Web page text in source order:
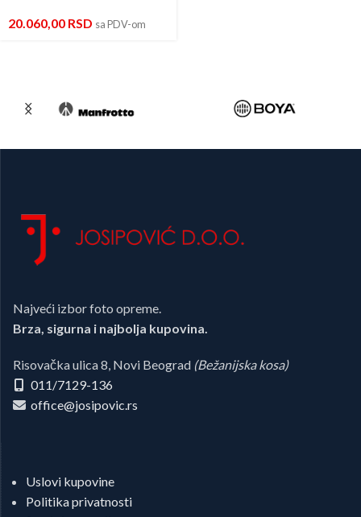
20.060,00 RSD sa PDV-om
Najveći izbor foto opreme.
Brza, sigurna i najbolja kupovina.
Risovačka ulica 8, Novi Beograd (Bežanijska kosa)
011/7129-136
office@josipovic.rs
Uslovi kupovine
Politika privatnosti